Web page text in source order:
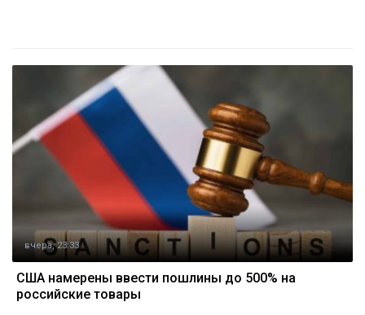
вчера, 23:33
США намерены ввести пошлины до 500% на
российские товары